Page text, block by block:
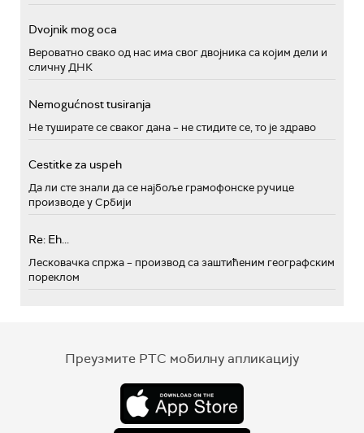
Dvojnik mog oca
Вероватно свако од нас има свог двојника са којим дели и
сличну ДНК
Nemogućnost tusiranja
Не туширате се сваког дана – не стидите се, то је здраво
Cestitke za uspeh
Да ли сте знали да се најбоље грамофонске ручице
производе у Србији
Re: Eh...
Лесковачка спржа – производ са заштићеним географским
пореклом
Преузмите РТС мобилну апликацију